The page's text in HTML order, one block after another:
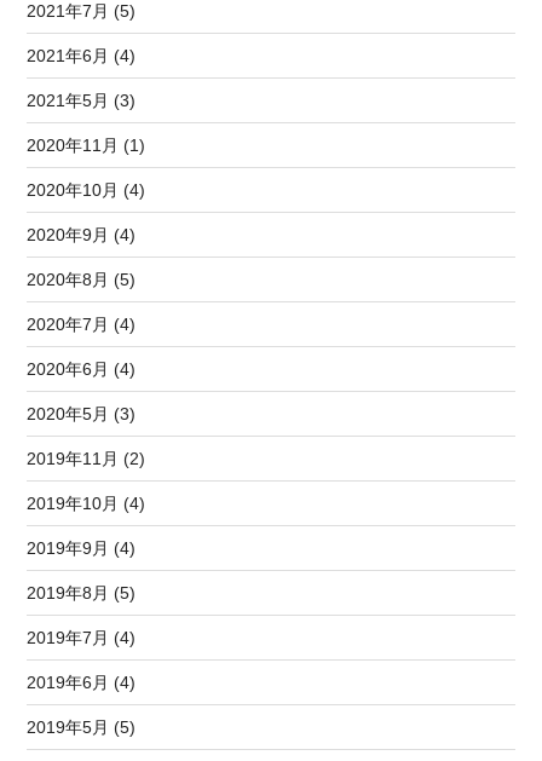
2021年7月 (5)
2021年6月 (4)
2021年5月 (3)
2020年11月 (1)
2020年10月 (4)
2020年9月 (4)
2020年8月 (5)
2020年7月 (4)
2020年6月 (4)
2020年5月 (3)
2019年11月 (2)
2019年10月 (4)
2019年9月 (4)
2019年8月 (5)
2019年7月 (4)
2019年6月 (4)
2019年5月 (5)